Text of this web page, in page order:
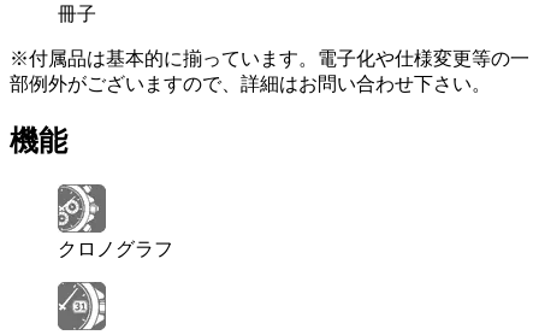
冊子
※付属品は基本的に揃っています。電子化や仕様変更等の一
部例外がございますので、詳細はお問い合わせ下さい。
機能
クロノグラフ